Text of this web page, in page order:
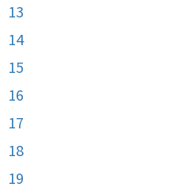
13
14
15
16
17
18
19